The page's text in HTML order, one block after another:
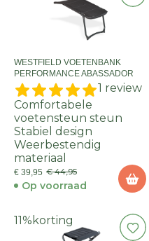
WESTFIELD VOETENBANK
PERFORMANCE ABASSADOR
1 review
Comfortabele
voetensteun steun
Stabiel design
Weerbestendig
materiaal
€ 39,95 € 44,95
Op voorraad
11% korting